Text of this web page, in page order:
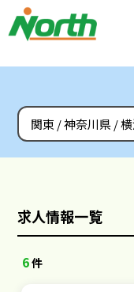
関東 神奈川県
求人情報一覧
6件